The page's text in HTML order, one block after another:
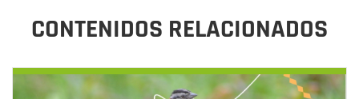
CONTENIDOS RELACIONADOS